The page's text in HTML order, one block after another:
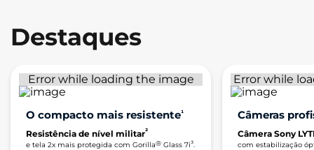
Destaques
O compacto mais resistente¹
Resistência de nível militar²
e tela 2x mais protegida com Gorilla® Glass 7i³.
Câmeras
Câmera Sony
com estabilização